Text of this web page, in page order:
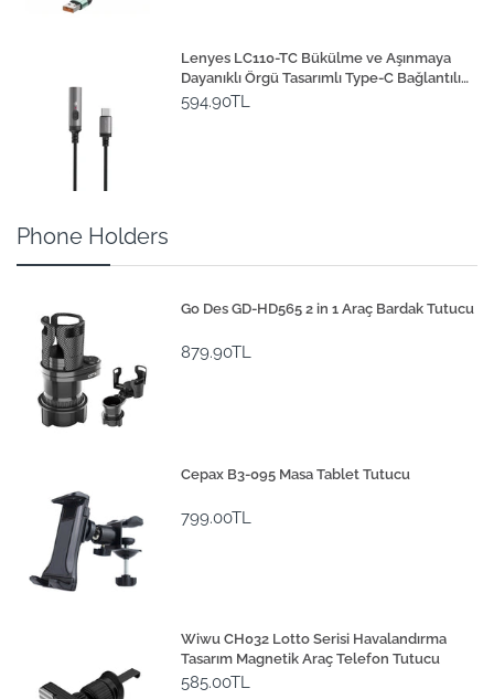
Lenyes LC110-TC Bükülme ve Aşınmaya
Dayanıklı Örgü Tasarımlı Type-C Bağlantılı
Çakmak Kablosu 30cm
594.90TL
Phone Holders
Go Des GD-HD565 2 in 1 Araç Bardak Tutucu
879.90TL
Cepax B3-095 Masa Tablet Tutucu
799.00TL
Wiwu CH032 Lotto Serisi Havalandırma
Tasarım Magnetik Araç Telefon Tutucu
585.00TL